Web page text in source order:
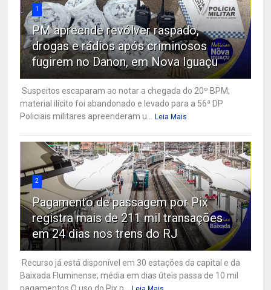
1
PM apreende revólver raspado,
drogas e rádios após criminosos
fugirem no Danon, em Nova Iguaçu
Suspeitos escaparam ao notar a chegada do 20º BPM;
material ilícito foi abandonado e levado para a 56ª DP
Policiais militares apreenderam u...
Leia Mais
2
Pagamento de passagem por Pix
registra mais de 211 mil transações
em 24 dias nos trens do RJ
Recurso já está disponível em 30 estações da capital e da
Baixada Fluminense; média em dias úteis passa de 10 mil
pagamentos O uso do Pix p...